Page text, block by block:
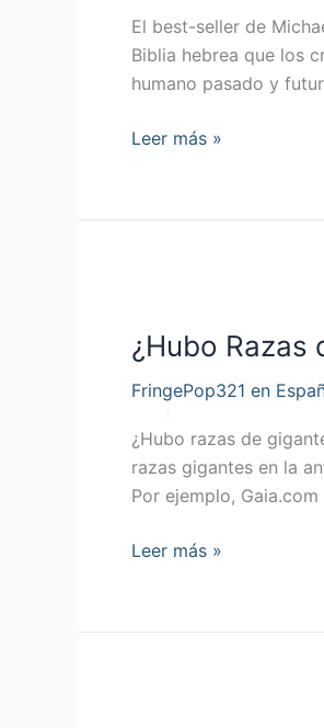
El best-seller de
Biblia hebrea que los
humano pasado y
¿Cifrado
Oculto
o
Absoluto?
Leer más »
¿Hubo Razas
FringePop321 en
¿Hubo razas de
razas gigantes en la
Por ejemplo,
de
en
América?
Leer más »